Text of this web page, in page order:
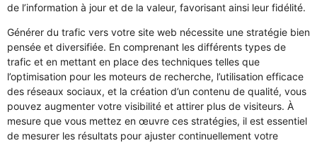
de l’information à jour et de la valeur, favorisant ainsi leur fidélité.
Générer du trafic vers votre site web nécessite une stratégie bien
pensée et diversifiée. En comprenant les différents types de
trafic et en mettant en place des techniques telles que
l’optimisation pour les moteurs de recherche, l’utilisation efficace
des réseaux sociaux, et la création d’un contenu de qualité, vous
pouvez augmenter votre visibilité et attirer plus de visiteurs. À
mesure que vous mettez en œuvre ces stratégies, il est essentiel
de mesurer les résultats pour ajuster continuellement votre